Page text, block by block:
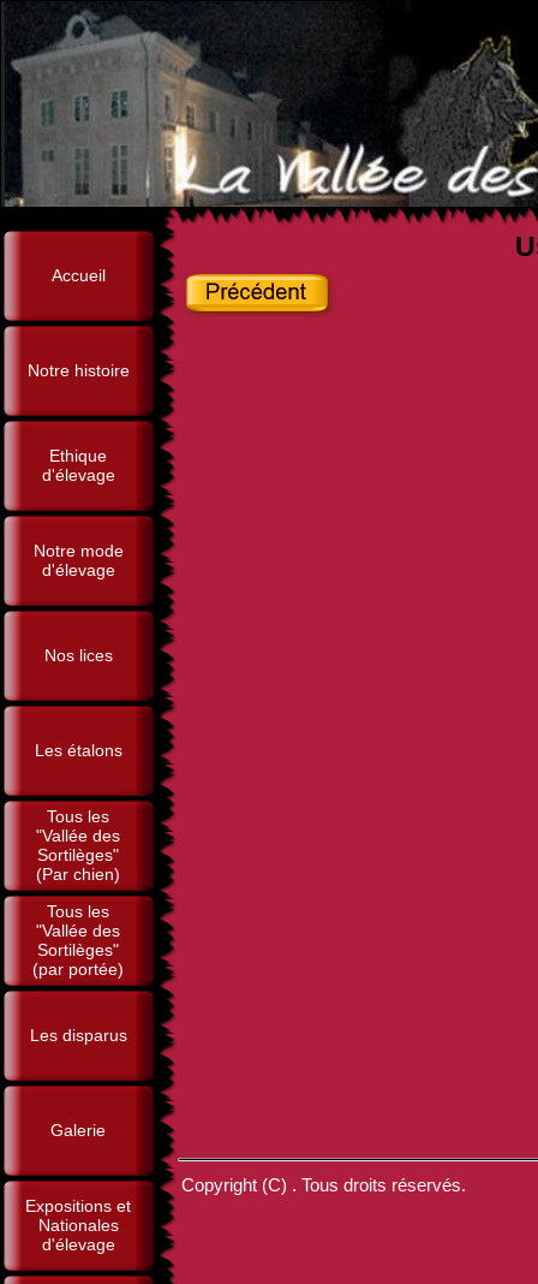
Accueil
Notre histoire
Ethique
d'élevage
Notre mode
d'élevage
Nos lices
Les étalons
Tous les
"Vallée des
Sortilèges"
(Par chien)
Tous les
"Vallée des
Sortilèges"
(par portée)
Les disparus
Galerie
Expositions et
Nationales
d'élevage
Copyright (C) . Tous droits réservés.